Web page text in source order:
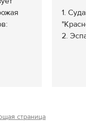
1.
2.
страница